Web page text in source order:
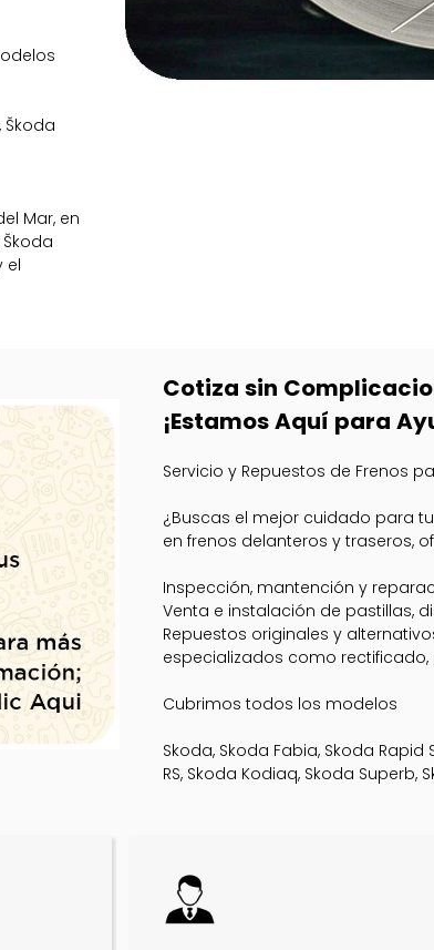
Škoda
Mar, en
el
Cotiza sin
¡Estamos Aquí para
Servicio y Repuestos de Frenos
¿Buscas el mejor cuidado para
en frenos delanteros y traseros,
Inspección, mantención y
Venta e instalación de pastillas,
Repuestos originales y
especializados como
Cubrimos todos los modelos
Skoda, Skoda Fabia, Skoda
RS, Skoda Kodiaq, Skoda Superb,